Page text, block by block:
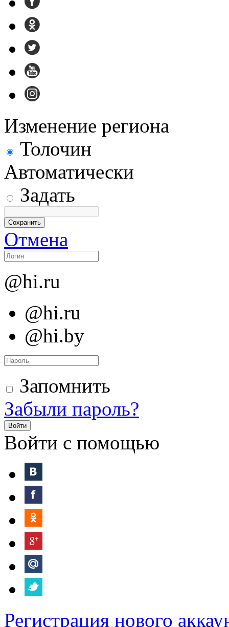
Изменение региона
Толочин
Автоматически
Задать
Отмена
@hi.ru
@hi.ru
@hi.by
Запомнить
Забыли пароль?
Войти
Войти с помощью
Регистрация нового